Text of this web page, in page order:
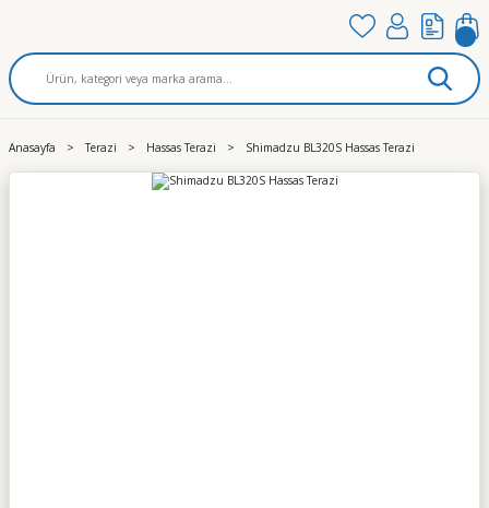
Anasayfa Terazi Hassas Terazi Shimadzu BL320S Hassas Terazi